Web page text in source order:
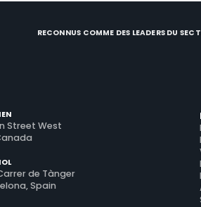
RECONNUS COMME DES LEADERS DU
Street West
de Tànger
Spain